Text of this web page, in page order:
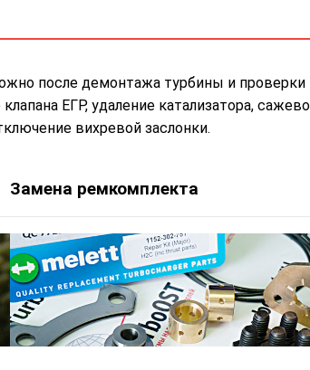
после демонтажа турбины и
ЕГР, удаление катализатора,
вихревой заслонки.
Замена ремкомплекта